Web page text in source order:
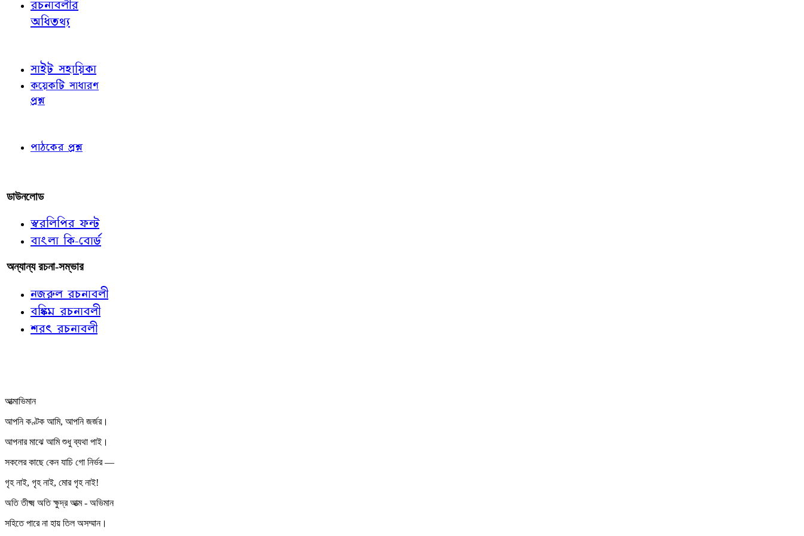
রচনাবলীর
অধিতথ্য
সাইট সহায়িকা
কয়েকটি সাধারণ
প্রশ্ন
পাঠকের প্রশ্ন
ডাউনলোড
স্বরলিপির ফন্ট
বাংলা কি-বোর্ড
অন্যান্য রচনা-সম্ভার
নজরুল রচনাবলী
বঙ্কিম রচনাবলী
শরৎ রচনাবলী
আত্মাভিমান
আপনি কণ্টক আমি, আপনি জর্জর।
আপনার মাঝে আমি শুধু ব্যথা পাই।
সকলের কাছে কেন যাচি গো নির্ভর —
গৃহ নাই, গৃহ নাই, মোর গৃহ নাই!
অতি তীক্ষ্ম অতি ক্ষুদ্র আত্ম - অভিমান
সহিতে পারে না হায় তিল অসম্মান।